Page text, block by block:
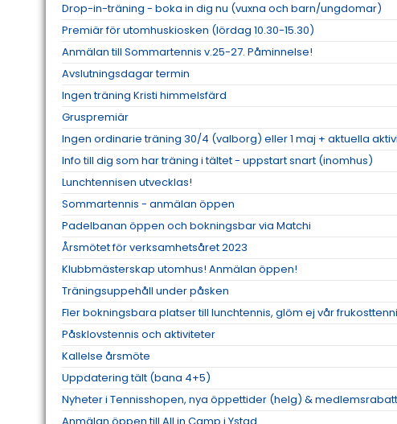
Drop-in-träning - boka in dig nu (vuxna och barn/ungdomar)
Premiär för utomhuskiosken (lördag 10.30-15.30)
Anmälan till Sommartennis v.25-27. Påminnelse!
Avslutningsdagar termin
Ingen träning Kristi himmelsfärd
Gruspremiär
Ingen ordinarie träning 30/4 (valborg) eller 1 maj + aktuella
Info till dig som har träning i tältet - uppstart snart (inomhus)
Lunchtennisen utvecklas!
Sommartennis - anmälan öppen
Padelbanan öppen och bokningsbar via Matchi
Årsmötet för verksamhetsåret 2023
Klubbmästerskap utomhus! Anmälan öppen!
Träningsuppehåll under påsken
Fler bokningsbara platser till lunchtennis, glöm ej vår
Påsklovstennis och aktiviteter
Kallelse årsmöte
Uppdatering tält (bana 4+5)
Nyheter i Tennisshopen, nya öppettider (helg) &